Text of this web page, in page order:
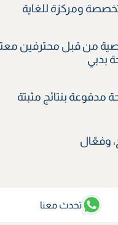
ومركزة للغاية
من قبل محترفين
بدبي
مدفوعة بنتائج مثبتة
وفعّال
تحدث معنا